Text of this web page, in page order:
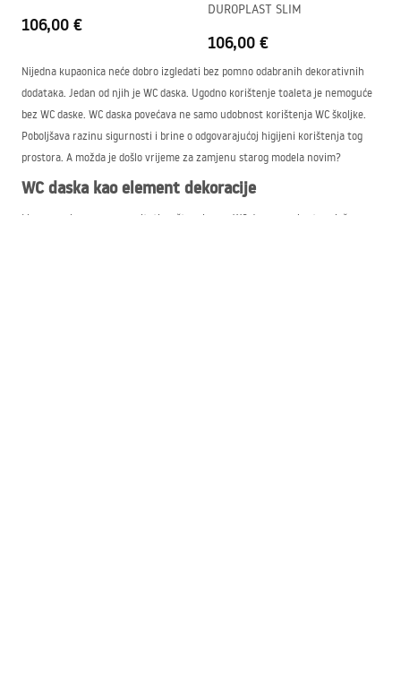
106,00 €
DUROPLAST SLIM
106,00 €
Nijedna kupaonica neće dobro izgledati bez pomno odabranih dekorativnih
dodataka. Jedan od njih je WC daska. Ugodno korištenje toaleta je nemoguće
bez WC daske. WC daska povećava ne samo udobnost korištenja WC školjke.
Poboljšava razinu sigurnosti i brine o odgovarajućoj higijeni korištenja tog
prostora. A možda je došlo vrijeme za zamjenu starog modela novim?
WC daska kao element dekoracije
Mnoge osobe mogu se zapitati: zašto mi nova WC daska ako je stara još